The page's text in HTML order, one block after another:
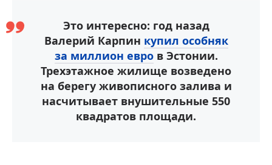
Это интересно: год назад
Валерий Карпин купил особняк
за миллион евров Эстонии.
Трехэтажное жилище возведено
на берегу живописного залива и
насчитывает внушительные 550
квадратов площади.